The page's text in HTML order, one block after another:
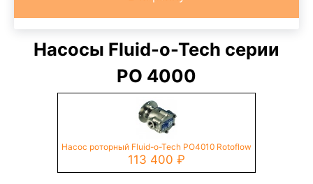
Насосы Fluid-o-Tech серии
PO 4000
Насос роторный Fluid-o-Tech PO4010 Rotoflow
113 400 ₽